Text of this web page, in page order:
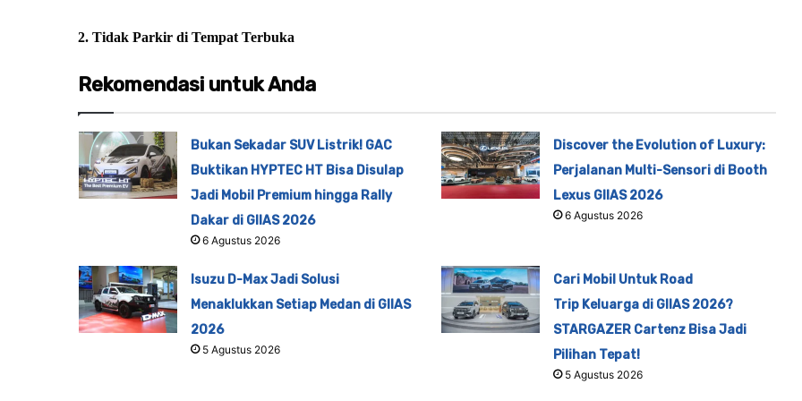
2. Tidak Parkir di Tempat Terbuka
Rekomendasi untuk Anda
Bukan Sekadar SUV Listrik! GAC
Buktikan HYPTEC HT Bisa Disulap
Jadi Mobil Premium hingga Rally
Dakar di GIIAS 2026
6 Agustus 2026
Discover the Evolution of Luxury:
Perjalanan Multi-Sensori di Booth
Lexus GIIAS 2026
6 Agustus 2026
Isuzu D-Max Jadi Solusi
Menaklukkan Setiap Medan di GIIAS
2026
5 Agustus 2026
Cari Mobil Untuk Road
Trip Keluarga di GIIAS 2026?
STARGAZER Cartenz Bisa Jadi
Pilihan Tepat!
5 Agustus 2026